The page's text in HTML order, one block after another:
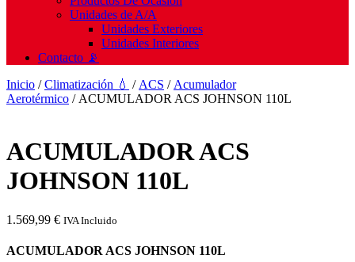
Unidades de A/A
Unidades Exteriores
Unidades Interiores
Contacto 📡
Inicio /Climatización 💧 / ACS / Acumulador
Aerotérmico / ACUMULADOR ACS JOHNSON 110L
ACUMULADOR ACS
JOHNSON 110L
1.569,99 € IVA Incluido
ACUMULADOR ACS JOHNSON 110L